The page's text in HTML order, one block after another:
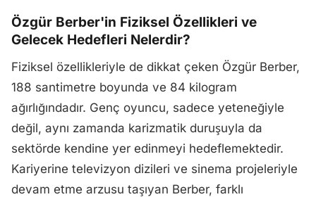
Özgür Berber'in Fiziksel Özellikleri ve
Gelecek Hedefleri Nelerdir?
Fiziksel özellikleriyle de dikkat çeken Özgür Berber,
188 santimetre boyunda ve 84 kilogram
ağırlığındadır. Genç oyuncu, sadece yeteneğiyle
değil, aynı zamanda karizmatik duruşuyla da
sektörde kendine yer edinmeyi hedeflemektedir.
Kariyerine televizyon dizileri ve sinema projeleriyle
devam etme arzusu taşıyan Berber, farklı